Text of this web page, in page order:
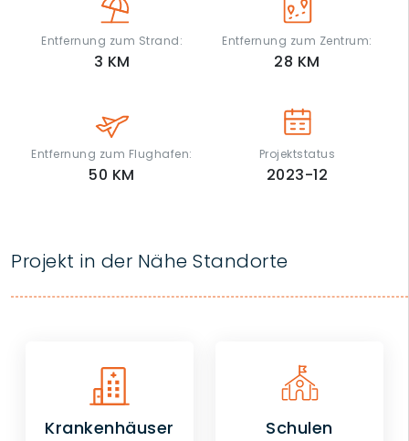
Entfernung zum Strand:
3 KM
Entfernung zum Zentrum:
28 KM
Entfernung zum Flughafen:
50 KM
Projektstatus
2023-12
Projekt in der Nähe Standorte
Krankenhäuser Schulen